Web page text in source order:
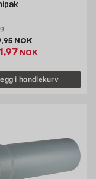
pris 59.95 NOK /
NOK
41.97
NOK
i handlekurv